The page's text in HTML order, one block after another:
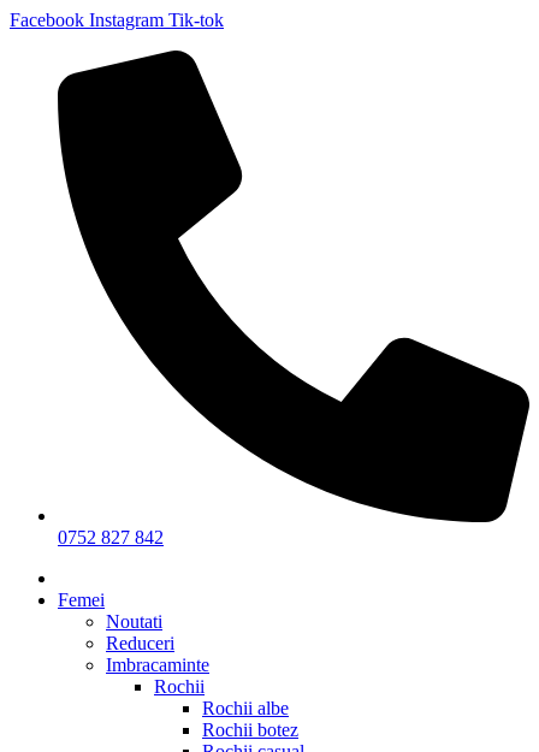
Facebook Instagram Tik-tok
0752 827 842
Femei
Noutati
Reduceri
Imbracaminte
Rochii
Rochii albe
Rochii botez